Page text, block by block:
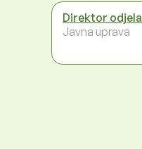
Direktor odjela
Javna uprava